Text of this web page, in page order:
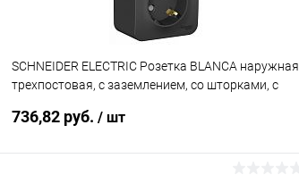
SCHNEIDER ELECTRIC Розетка BLANCA наружная
трехпостовая, с заземлением, со шторками, с
(BLNRA011316)
736,82 руб. / шт